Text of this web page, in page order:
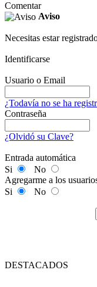
Comentar
Aviso
Necesitas estar
Identificarse
Usuario o Email
¿Todavía no se ha
Contraseña
¿Olvidó su Clave?
Entrada automática
Si
No
Agregarme a los
Si
No
DESTACADOS